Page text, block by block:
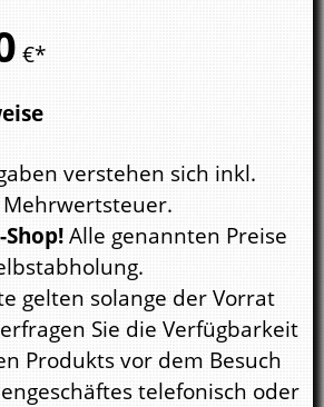
€*
verstehen sich inkl.
Alle genannten Preise
gelten solange der Vorrat
Sie die Verfügbarkeit
Produkts vor dem Besuch
telefonisch oder